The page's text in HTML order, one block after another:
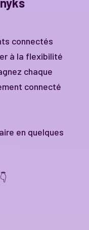
connectés
à la flexibilité
chaque
connecté
en quelques